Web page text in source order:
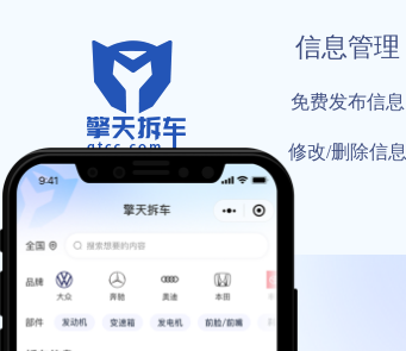
信息管理
免费发布信息
修改/删除信息